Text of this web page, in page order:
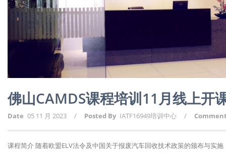
佛山CAMDS课程培训11月线上开
Date 05 11 月 2023 / Posted By IATF16949培训中心 /
课程简介 随着欧盟ELV法令及中国关于报废汽车回收技术政策的颁布与实施